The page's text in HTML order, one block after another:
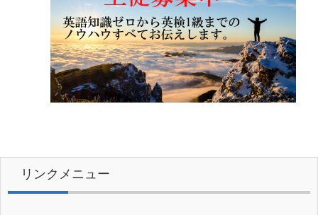
リンクメニュー